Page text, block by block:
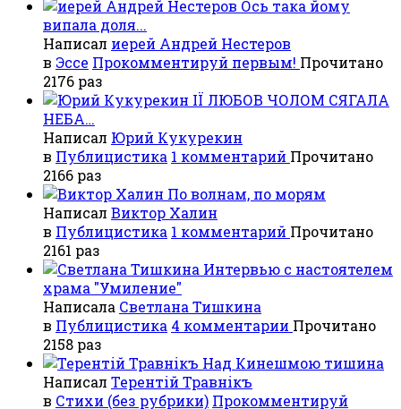
Ось така йому
випала доля...
Написал иерей Андрей Нестеров
в Эссе Прокомментируй первым! Прочитано
2176 раз
ІЇ ЛЮБОВ ЧОЛОМ СЯГАЛА
НЕБА…
Написал Юрий Кукурекин
в Публицистика 1 комментарий Прочитано
2166 раз
По волнам, по морям
Написал Виктор Халин
в Публицистика 1 комментарий Прочитано
2161 раз
Интервью с настоятелем
храма "Умиление"
Написала Светлана Тишкина
в Публицистика 4 комментарии Прочитано
2158 раз
Над Кинешмою тишина
Написал Терентiй Травнiкъ
в Стихи (без рубрики) Прокомментируй